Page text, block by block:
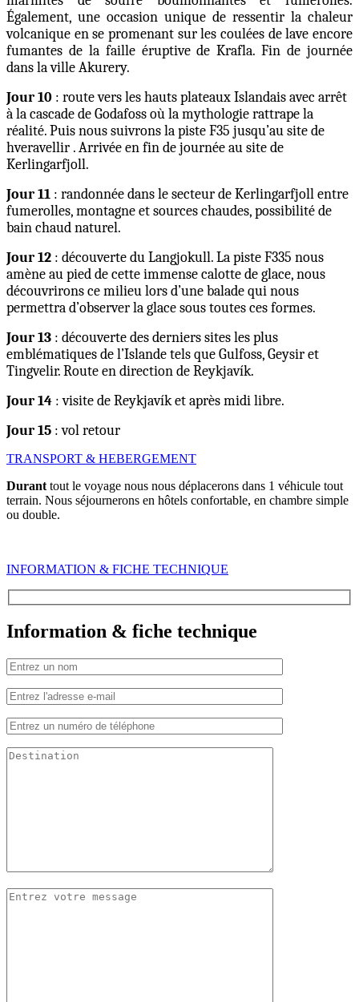
Également, une occasion unique de ressentir la chaleur
volcanique en se promenant sur les coulées de lave encore
fumantes de la faille éruptive de Krafla. Fin de journée
dans la ville Akurery.
Jour 10 : route vers les hauts plateaux Islandais avec arrêt
à la cascade de Godafoss où la mythologie rattrape la
réalité. Puis nous suivrons la piste F35 jusqu’au site de
hveravellir . Arrivée en fin de journée au site de
Kerlingarfjoll.
Jour 11 : randonnée dans le secteur de Kerlingarfjoll entre
fumerolles, montagne et sources chaudes, possibilité de
bain chaud naturel.
Jour 12 : découverte du Langjokull. La piste F335 nous
amène au pied de cette immense calotte de glace, nous
découvrirons ce milieu lors d’une balade qui nous
permettra d’observer la glace sous toutes ces formes.
Jour 13 : découverte des derniers sites les plus
emblématiques de l’Islande tels que Gulfoss, Geysir et
Tingvelir. Route en direction de Reykjavík.
Jour 14 : visite de Reykjavík et après midi libre.
Jour 15 : vol retour
TRANSPORT & HEBERGEMENT
Durant tout le voyage nous nous déplacerons dans 1 véhicule tout
terrain. Nous séjournerons en hôtels confortable, en chambre simple
ou double.
INFORMATION & FICHE TECHNIQUE
Information & fiche technique